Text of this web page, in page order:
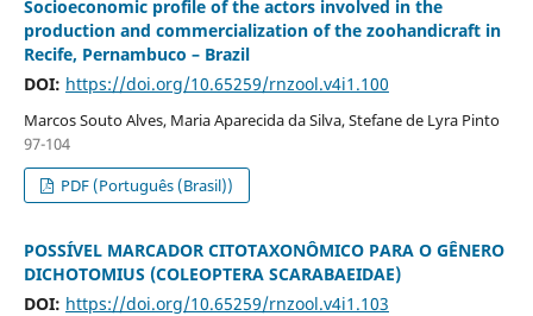
Socioeconomic profile of the actors involved in the
production and commercialization of the zoohandicraft in
Recife, Pernambuco – Brazil
DOI: https://doi.org/10.65259/rnzool.v4i1.100
Marcos Souto Alves, Maria Aparecida da Silva, Stefane de Lyra Pinto
97-104
PDF (Português (Brasil))
POSSÍVEL MARCADOR CITOTAXONÔMICO PARA O GÊNERO
DICHOTOMIUS (COLEOPTERA SCARABAEIDAE)
DOI: https://doi.org/10.65259/rnzool.v4i1.103